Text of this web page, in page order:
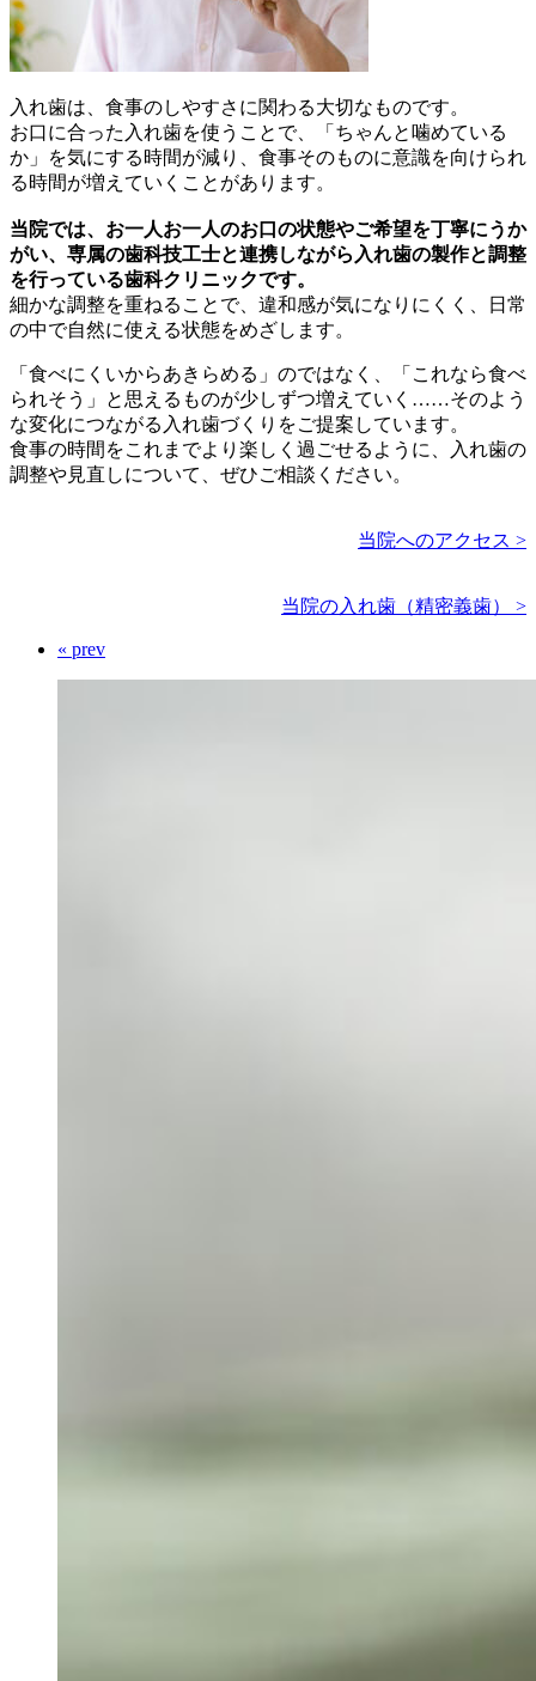
入れ歯は、食事のしやすさに関わる大切なものです。
お口に合った入れ歯を使うことで、「ちゃんと噛めている
か」を気にする時間が減り、食事そのものに意識を向けられ
る時間が増えていくことがあります。
当院では、お一人お一人のお口の状態やご希望を丁寧にうか
がい、専属の歯科技工士と連携しながら入れ歯の製作と調整
を行っている歯科クリニックです。
細かな調整を重ねることで、違和感が気になりにくく、日常
の中で自然に使える状態をめざします。
「食べにくいからあきらめる」のではなく、「これなら食べ
られそう」と思えるものが少しずつ増えていく……そのよう
な変化につながる入れ歯づくりをご提案しています。
食事の時間をこれまでより楽しく過ごせるように、入れ歯の
調整や見直しについて、ぜひご相談ください。
当院へのアクセス >
当院の入れ歯（精密義歯） >
« prev